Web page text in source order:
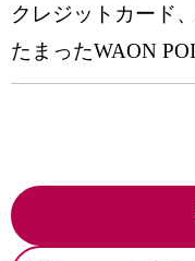
クレジットカード
たまったWAON